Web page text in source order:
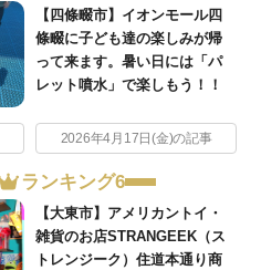
【四條畷市】イオンモール四
條畷に子ども達の楽しみが帰
って来ます。暑い日には「パ
レット噴水」で楽しもう！！
2026年4月17日(金)の記事
ランキング6
【大東市】アメリカントイ・
雑貨のお店STRANGEEK（ス
トレンジーク）住道本通り商